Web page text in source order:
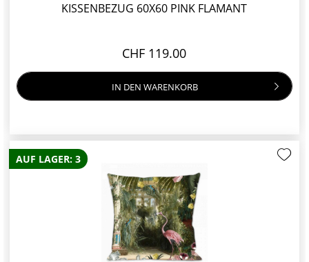
KISSENBEZUG 60X60 PINK FLAMANT
CHF 119.00
IN DEN WARENKORB
AUF LAGER: 3